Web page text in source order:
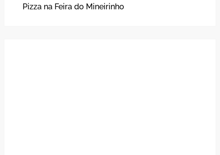
Pizza na Feira do Mineirinho